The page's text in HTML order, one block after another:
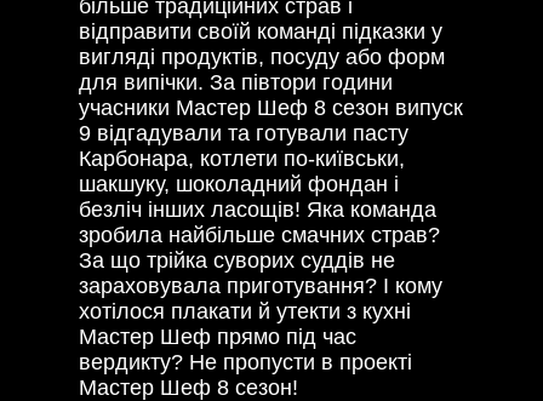
більше традиційних страв і
відправити своїй команді підказки у
вигляді продуктів, посуду або форм
для випічки. За півтори години
учасники Мастер Шеф 8 сезон випуск
9 відгадували та готували пасту
Карбонара, котлети по-київськи,
шакшуку, шоколадний фондан і
безліч інших ласощів! Яка команда
зробила найбільше смачних страв?
За що трійка суворих суддів не
зараховувала приготування? І кому
хотілося плакати й утекти з кухні
Мастер Шеф прямо під час
вердикту? Не пропусти в проекті
Мастер Шеф 8 сезон!